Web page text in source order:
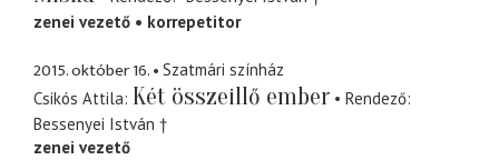
zenei vezető
korrepetitor
2015. október 16.
Szatmári színház
Csikós Attila Két összeillő ember
Rendező
Bessenyei István †
zenei vezető